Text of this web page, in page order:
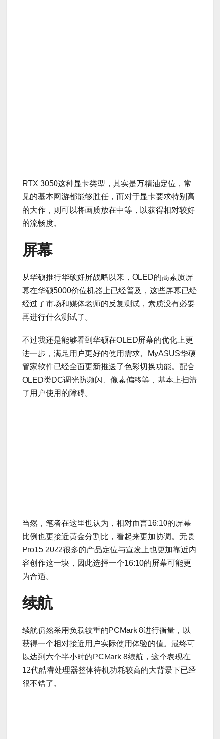
RTX 3050这种显卡类型，其实是万精油定位，常
见的基本网游都能够胜任，而对于显卡要求特别高
的大作，则可以将画质放在中等，以获得相对较好
的流畅度。
屏幕
从华硕推行华硕好屏战略以来，OLED的高素质屏
幕在华硕5000价位机器上已经普及，这些屏幕已经
经过了市场和媒体老师的反复测试，素质没有必要
再进行什么测试了。
不过我还是能够看到华硕在OLED屏幕的优化上更
进一步，满足用户更好的使用需求。MyASUS华硕
管家软件已经全面更新推送了色彩切换功能。配合
OLED类DC调光防频闪、像素偏移等，基本上扫清
了用户使用的障碍。
当然，笔者在这里也认为，相对而言16:10的屏幕
比例也更接近黄金分割比，看起来更加协调。无畏
Pro15 2022很多的产品定位与宣发上也更加靠近内
容创作这一块，因此选择一个16:10的屏幕可能更
为合适。
续航
续航仍然采用负载较重的PCMark 8进行衡量，以
获得一个相对接近用户实际使用体验的值。最终可
以达到六个半小时的PCMark 8续航，这个表现在
12代酷睿处理器整体待机功耗较高的大背景下已经
很不错了。